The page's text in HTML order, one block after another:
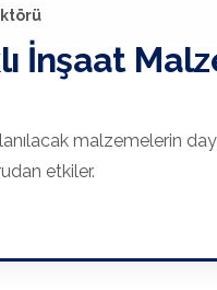
İnşaat
malzemelerin
etkiler.